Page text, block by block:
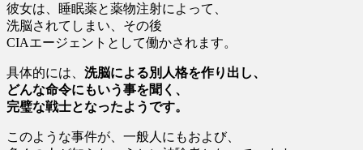
彼女は、睡眠薬と薬物注射によって、
洗脳されてしまい、その後
CIAエージェントとして働かされます。
具体的には、 洗脳による別人格を作り出し、
どんな命令にもいう事を聞く、
完璧な戦士となったようです。
このような事件が、一般人にもおよび、